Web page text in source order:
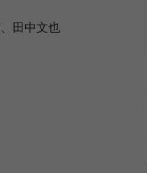
田中文也
テクダマ